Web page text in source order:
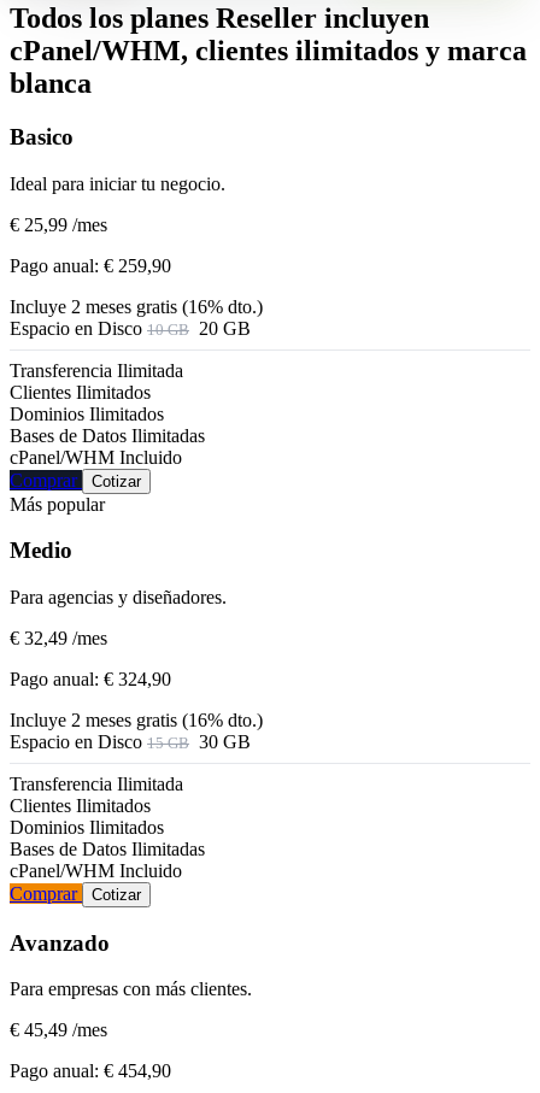
Todos los planes Reseller incluyen
cPanel/WHM, clientes ilimitados y marca
blanca
Basico
Ideal para iniciar tu negocio.
€ 25,99 /mes
Pago anual: € 259,90
Incluye 2 meses gratis (16% dto.)
Espacio en Disco 10 GB 20 GB
Transferencia Ilimitada
Clientes Ilimitados
Dominios Ilimitados
Bases de Datos Ilimitadas
cPanel/WHM Incluido
Comprar
Cotizar
Más popular
Medio
Para agencias y diseñadores.
€ 32,49 /mes
Pago anual: € 324,90
Incluye 2 meses gratis (16% dto.)
Espacio en Disco 15 GB 30 GB
Transferencia Ilimitada
Clientes Ilimitados
Dominios Ilimitados
Bases de Datos Ilimitadas
cPanel/WHM Incluido
Comprar
Cotizar
Avanzado
Para empresas con más clientes.
€ 45,49 /mes
Pago anual: € 454,90